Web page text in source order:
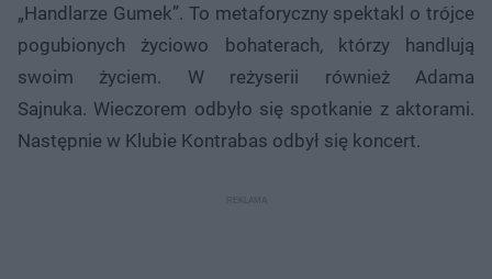
„Handlarze Gumek”. To metaforyczny spektakl o trójce
pogubionych życiowo bohaterach, którzy handlują
swoim życiem. W reżyserii również Adama
Sajnuka. Wieczorem odbyło się spotkanie z aktorami.
Następnie w Klubie Kontrabas odbył się koncert.